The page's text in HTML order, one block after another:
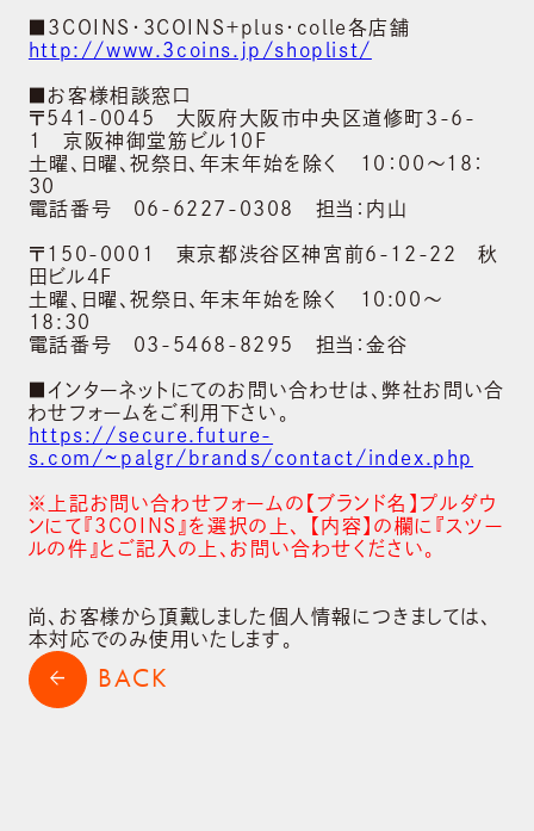
会社概要
ブランド
NEWS
ニュース
サステナビリティ
採用情報
CONTACT
arrow_back BACK
■3COINS・３COINS＋plus・colle各店舗
http://www.3coins.jp/shoplist/
■お客様相談窓口
〒541-0045 大阪府大阪市中央区道修町3-6-
1 京阪神御堂筋ビル10F
土曜、日曜、祝祭日、年末年始を除く 10：00～18：
30
電話番号 06-6227-0308 担当：内山
〒150-0001 東京都渋谷区神宮前6-12-22 秋
田ビル4F
土曜、日曜、祝祭日、年末年始を除く 10:00～
18:30
電話番号 03-5468-8295 担当：金谷
■インターネットにてのお問い合わせは、弊社お問い合
わせフォームをご利用下さい。
https://secure.future-
s.com/~palgr/brands/contact/index.php
※上記お問い合わせフォームの【ブランド名】プルダウ
ンにて『3COINS』を選択の上､ 【内容】の欄に『スツー
ルの件』とご記入の上､お問い合わせください。
尚、お客様から頂戴しました個人情報につきましては、
本対応でのみ使用いたします。